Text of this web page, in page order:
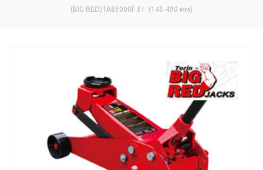
(BIG RED)TA83000F 3т. (145-490 мм)